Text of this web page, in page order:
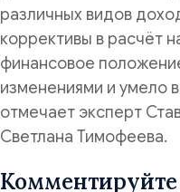
различных видов
коррективы в расчёт
финансовое
изменениями и умело
отмечает эксперт
Светлана Тимофеева.
Комментируйте